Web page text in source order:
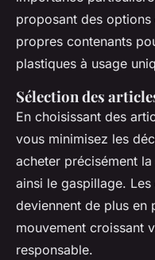
proposant des
propres contenants
plastiques à usage
Sélection des
En choisissant des
vous minimisez les
acheter précisément
ainsi le gaspillage.
deviennent de plus en
mouvement croissant
responsable.